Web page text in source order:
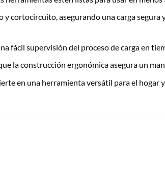
cortocircuito, asegurando una carga segura
fácil supervisión del proceso de carga en
la construcción ergonómica asegura un
en una herramienta versátil para el hogar